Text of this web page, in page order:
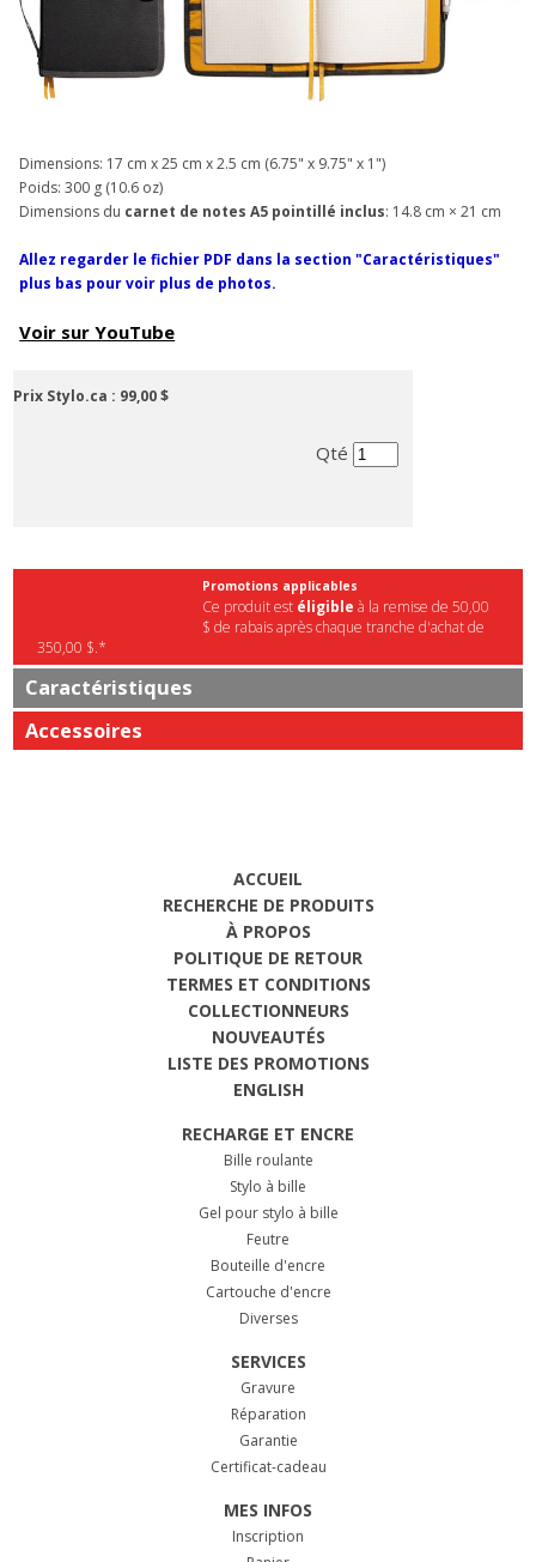
Dimensions: 17 cm x 25 cm x 2.5 cm (6.75" x 9.75" x 1")
Poids: 300 g (10.6 oz)
Dimensions du carnet de notes A5 pointillé inclus: 14.8 cm × 21 cm
Allez regarder le fichier PDF dans la section "Caractéristiques"
plus bas pour voir plus de photos.
Voir sur YouTube
Prix Stylo.ca : 99,00 $
Qté
Promotions applicables
Ce produit est éligible à la remise de 50,00
$ de rabais après chaque tranche d'achat de
350,00 $.*
Caractéristiques
Accessoires
ACCUEIL
RECHERCHE DE PRODUITS
À PROPOS
POLITIQUE DE RETOUR
TERMES ET CONDITIONS
COLLECTIONNEURS
NOUVEAUTÉS
LISTE DES PROMOTIONS
ENGLISH
RECHARGE ET ENCRE
Bille roulante
Stylo à bille
Gel pour stylo à bille
Feutre
Bouteille d'encre
Cartouche d'encre
Diverses
SERVICES
Gravure
Réparation
Garantie
Certificat-cadeau
MES INFOS
Inscription